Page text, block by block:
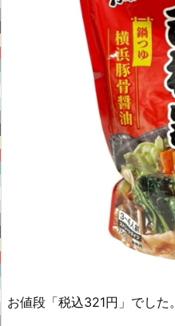
お値段「税込321円」でした。